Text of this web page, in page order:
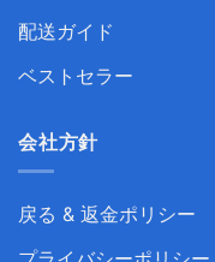
配送ガイド
ベストセラー
会社方針
戻る & 返金ポリシー